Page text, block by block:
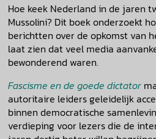
Hoe keek Nederland in de jaren
Mussolini? Dit boek onderzoekt
berichtten over de opkomst van
laat zien dat veel media
bewonderend waren.
Fascisme en de goede dictator
autoritaire leiders geleidelijk
binnen democratische
verdieping voor lezers die de